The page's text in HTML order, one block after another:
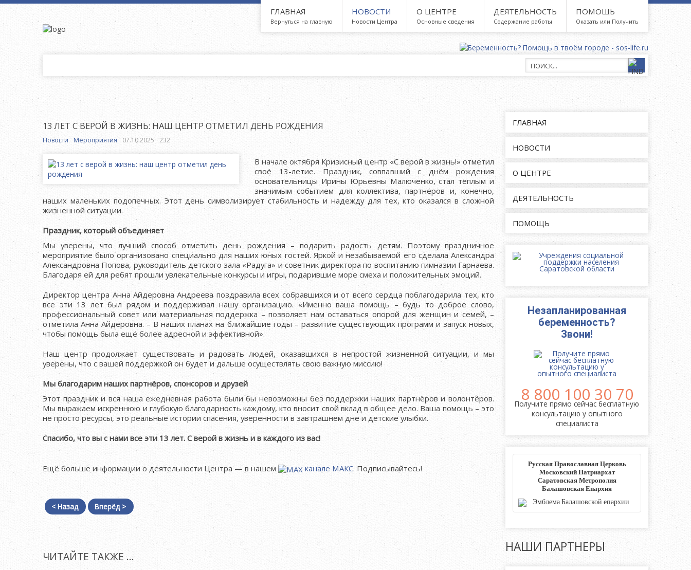
ГЛАВНАЯ
Вернуться на главную
НОВОСТИ
Новости Центра
О ЦЕНТРЕ
Основные сведения
ДЕЯТЕЛЬНОСТЬ
Содержание работы
ПОМОЩЬ
Оказать или Получить
13 ЛЕТ С ВЕРОЙ В ЖИЗНЬ: НАШ ЦЕНТР ОТМЕТИЛ ДЕНЬ РОЖДЕНИЯ
Новости Мероприятия 07.10.2025 232
В начале октября Кризисный центр «С верой в жизнь!» отметил
своё 13-летие. Праздник, совпавший с днём рождения
основательницы Ирины Юрьевны Малюченко, стал тёплым и
значимым событием для коллектива, партнёров и, конечно,
наших маленьких подопечных. Этот день символизирует стабильность и надежду для тех, кто оказался в сложной
жизненной ситуации.
Праздник, который объединяет
Мы уверены, что лучший способ отметить день рождения – подарить радость детям. Поэтому праздничное
мероприятие было организовано специально для наших юных гостей. Яркой и незабываемой его сделала Александра
Александровна Попова, руководитель детского зала «Радуга» и советник директора по воспитанию гимназии Гарнаева.
Благодаря ей для ребят прошли увлекательные конкурсы и игры, подарившие море смеха и положительных эмоций.
Директор центра Анна Айдеровна Андреева поздравила всех собравшихся и от всего сердца поблагодарила тех, кто
все эти 13 лет был рядом и поддерживал нашу организацию. «Именно ваша помощь – будь то доброе слово,
профессиональный совет или материальная поддержка – позволяет нам оставаться опорой для женщин и семей, –
отметила Анна Айдеровна. – В наших планах на ближайшие годы – развитие существующих программ и запуск новых,
чтобы помощь была ещё более адресной и эффективной».
Наш центр продолжает существовать и радовать людей, оказавшихся в непростой жизненной ситуации, и мы
уверены, что с вашей поддержкой он будет и дальше осуществлять свою важную миссию!
Мы благодарим наших партнёров, спонсоров и друзей
Этот праздник и вся наша ежедневная работа были бы невозможны без поддержки наших партнёров и волонтёров.
Мы выражаем искреннюю и глубокую благодарность каждому, кто вносит свой вклад в общее дело. Ваша помощь – это
не просто ресурсы, это реальные истории спасения, уверенности в завтрашнем дне и детские улыбки.
Спасибо, что вы с нами все эти 13 лет. С верой в жизнь и в каждого из вас!
Ещё больше информации о деятельности Центра — в нашем канале МАКС. Подписывайтесь!
< Назад Вперёд >
ЧИТАЙТЕ ТАКЖЕ ...
ГЛАВНАЯ
НОВОСТИ
О ЦЕНТРЕ
ДЕЯТЕЛЬНОСТЬ
ПОМОЩЬ
Незапланированная
беременность?
Звони!
8 800 100 30 70
Получите прямо сейчас бесплатную
консультацию у опытного
специалиста
Русская Православная Церковь
Московский Патриархат
Саратовская Метрополия
Балашовская Епархия
НАШИ ПАРТНЕРЫ